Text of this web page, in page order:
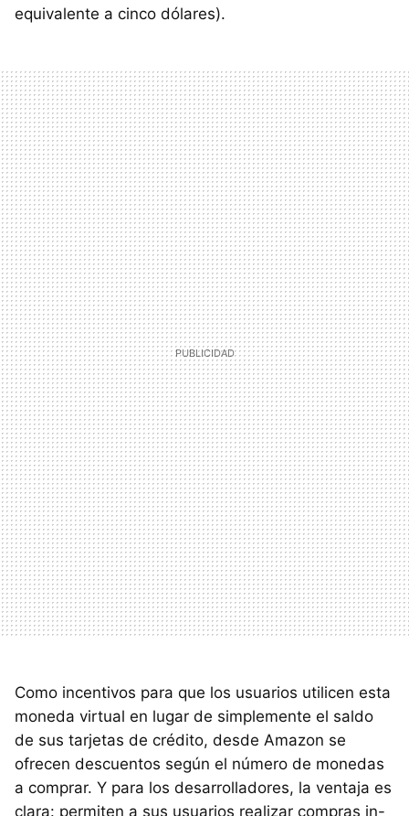
equivalente a cinco dólares).
Como incentivos para que los usuarios utilicen esta
moneda virtual en lugar de simplemente el saldo
de sus tarjetas de crédito, desde Amazon se
ofrecen descuentos según el número de monedas
a comprar. Y para los desarrolladores, la ventaja es
clara: permiten a sus usuarios realizar compras in-